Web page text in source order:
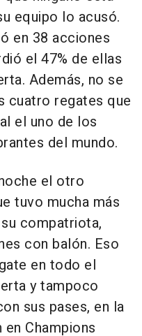
equipo lo acusó.
en 38 acciones
el 47% de ellas
Además, no se
cuatro regates que
el uno de los
del mundo.
el otro
tuvo mucha más
compatriota,
con balón. Eso
en todo el
y tampoco
sus pases, en la
Champions